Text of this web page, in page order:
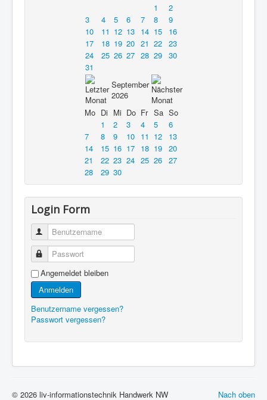
1
2
3
4 5 6 7 8
9
10
11 12 13 14 15
16
17
18 19 20 21 22
23
24
25 26 27 28 29
30
31
September
2026
Mo Di Mi Do Fr Sa So
1
2 3 4 5
6
7
8 9 10 11 12
13
14
15 16 17 18 19
20
21
22 23 24 25 26
27
28
29 30
Login Form
Benutzername
Passwort
Angemeldet bleiben
Anmelden
Benutzername vergessen?
Passwort vergessen?
Nach oben
© 2026 liv-informationstechnik Handwerk NW